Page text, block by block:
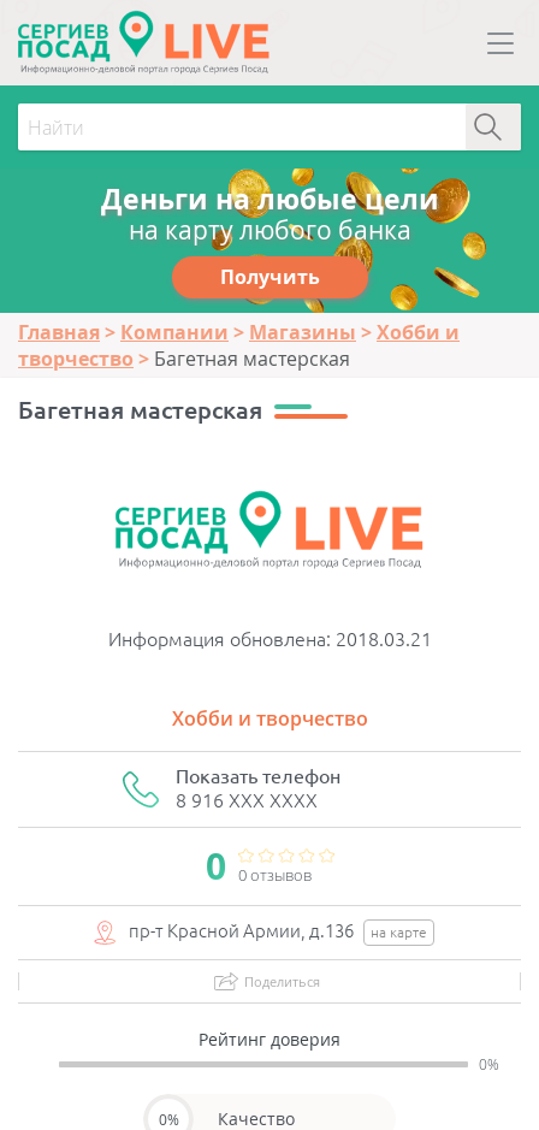
Деньги на любые цели
на карту любого банка
Получить
Главная Компании Магазины
Хобби и
творчество
Багетная мастерская
Багетная мастерская
Информация обновлена: 2018.03.21
Хобби и творчество
Показать телефон
8 916 XXX XXXX
0 0 отзывов
пр-т Красной Армии, д.136 на карте
Поделиться
Рейтинг доверия
0%
0% Качество